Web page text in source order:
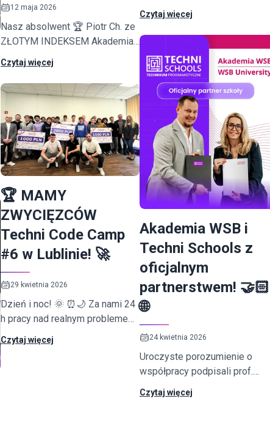
12 maja 2026
Nasz absolwent 🏆 Piotr Ch. ze
ZŁOTYM INDEKSEM Akademia
WSB - WSB University w
Warszawie. ✨
Czytaj więcej
🏆 MAMY
ZWYCIĘZCÓW
Techni Code Camp
#6 w Lublinie! 🚀
29 kwietnia 2026
Dzień i noc! 🌞 ⏰🌙 Za nami 24
h pracy nad realnym problemem
programistyczno-biznesowym,
czyli rywalizacja w corocznym
Czytaj więcej
w wyszukiwarkę jedno pytanie:
„przecieki egzamin
ósmoklasisty 2026”, aby
odnaleźć prawdziwe przecieki
arkuszy CKE na egzamin
ósmoklasisty 2026.
Czytaj więcej
Akademia WSB i
Techni Schools z
oficjalnym
partnerstwem! 🤝🏻
🌐
24 kwietnia 2026
Uroczyste porozumienie o
współpracy podpisali prof.
Iwona Klonowska, dziekan
AWSB w Warszawie oraz
Czytaj więcej